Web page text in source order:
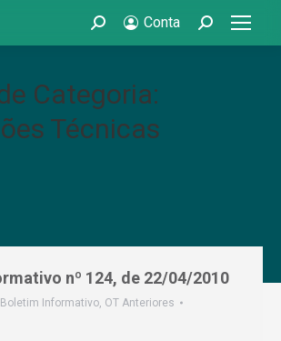
Search: Conta Search:
Categoria:
Técnicas
nº 124, de 22/04/2010
Boletim Informativo, OT Anteriores